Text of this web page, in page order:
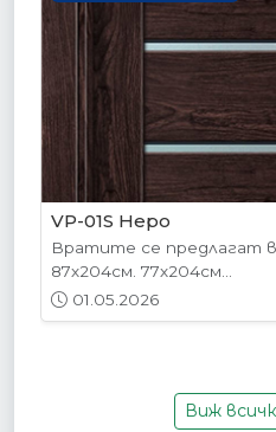
VP-01S Hepo
Вратите се предлагат
87х204см. 77х204см...
01.05.2026
Виж